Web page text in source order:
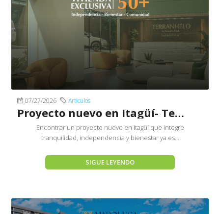
07/27/2026 Articulos
Proyecto nuevo en Itagüí- Terranhelo by Senior´s Club
Encontrar un proyecto nuevo en Itagüí que integre
tranquilidad, independencia y bienestar ya es...
SIGUE LEYENDO